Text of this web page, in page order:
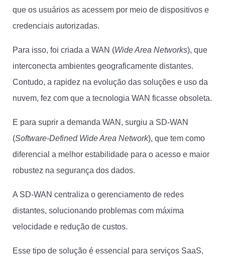
que os usuários as acessem por meio de dispositivos e
credenciais autorizadas.
Para isso, foi criada a WAN (Wide Area Networks), que
interconecta ambientes geograficamente distantes.
Contudo, a rapidez na evolução das soluções e uso da
nuvem, fez com que a tecnologia WAN ficasse obsoleta.
E para suprir a demanda WAN, surgiu a SD-WAN
(Software-Defined Wide Area Network), que tem como
diferencial a melhor estabilidade para o acesso e maior
robustez na segurança dos dados.
A SD-WAN centraliza o gerenciamento de redes
distantes, solucionando problemas com máxima
velocidade e redução de custos.
Esse tipo de solução é essencial para serviços SaaS,